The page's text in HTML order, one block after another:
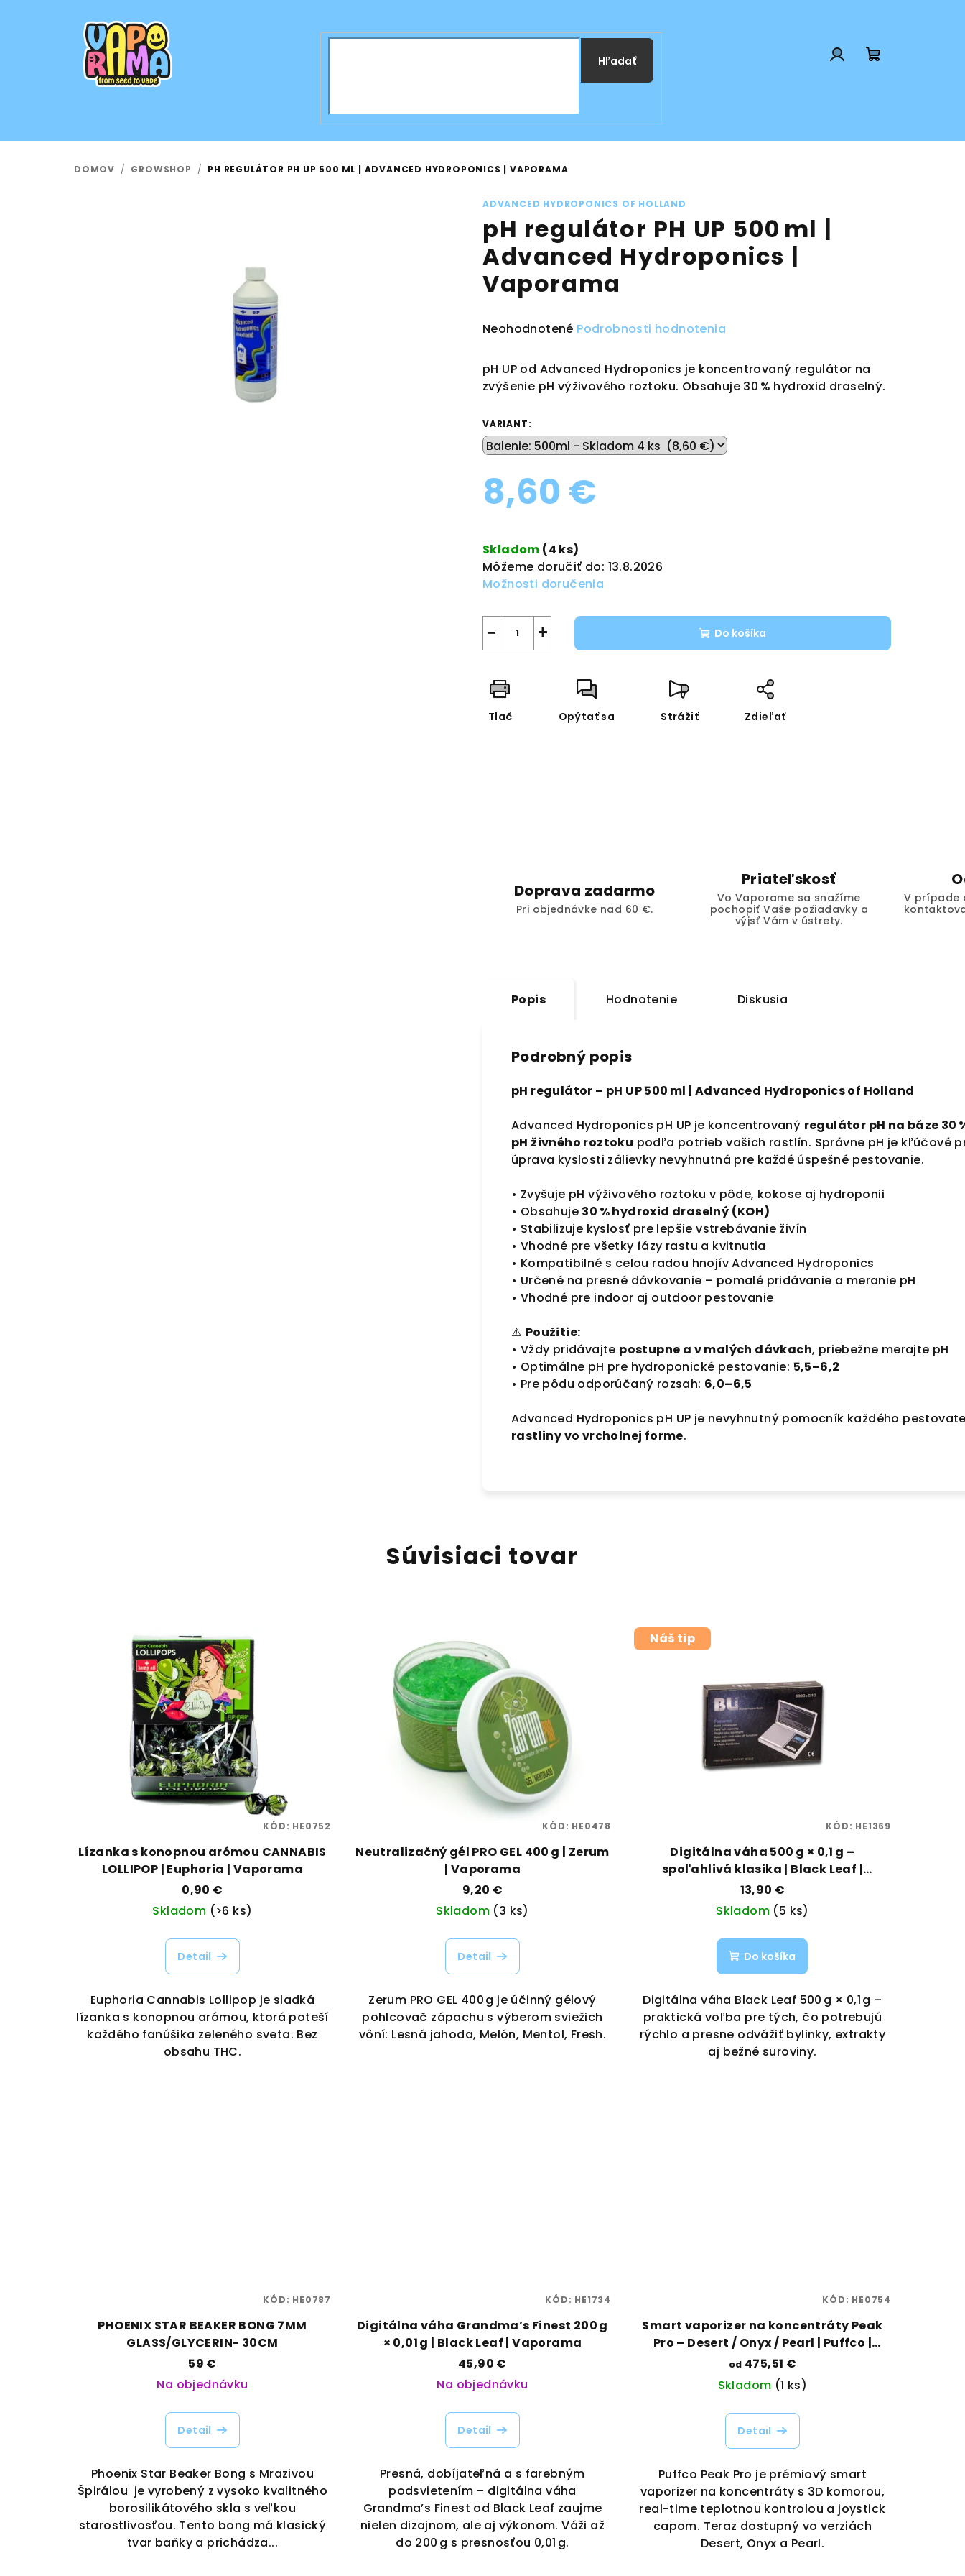
Hľadať
DOMOV / GROWSHOP / PH REGULÁTOR PH UP 500 ML | ADVANCED HYDROPONICS | VAPORAMA
ADVANCED HYDROPONICS OF HOLLAND
pH regulátor PH UP 500 ml |
Advanced Hydroponics |
Vaporama
Priemerné
produktu
je
0,0
5
hviezdičiek.
Neohodnotené Podrobnosti hodnotenia
pH UP od Advanced Hydroponics je koncentrovaný regulátor na
zvýšenie pH výživového roztoku. Obsahuje 30 % hydroxid draselný.
VARIANT:
8,60 €
cena:
Skladom (4 ks)
Môžeme doručiť do: 13.8.2026
Možnosti doručenia
+
− Do košíka
Tlač Opýtať sa Strážiť Zdieľať
Doprava zadarmo
Pri objednávke nad 60 €.
Priateľskosť
Vo Vaporame sa snažíme
pochopiť Vaše požiadavky a
výjsť Vám v ústrety.
V prípade
Popis Hodnotenie Diskusia
Podrobný popis
pH regulátor – pH UP 500 ml | Advanced Hydroponics of Holland
Advanced Hydroponics pH UP je koncentrovaný regulátor pH na báze 30
pH živného roztoku podľa potrieb vašich rastlín. Správne pH je kľúčové
úprava kyslosti zálievky nevyhnutná pre každé úspešné pestovanie.
• Zvyšuje pH výživového roztoku v pôde, kokose aj hydroponii
• Obsahuje 30 % hydroxid draselný (KOH)
• Stabilizuje kyslosť pre lepšie vstrebávanie živín
• Vhodné pre všetky fázy rastu a kvitnutia
• Kompatibilné s celou radou hnojív Advanced Hydroponics
• Určené na presné dávkovanie – pomalé pridávanie a meranie pH
• Vhodné pre indoor aj outdoor pestovanie
⚠️ Použitie:
• Vždy pridávajte postupne a v malých dávkach, priebežne merajte pH
• Optimálne pH pre hydroponické pestovanie: 5,5–6,2
• Pre pôdu odporúčaný rozsah: 6,0–6,5
Advanced Hydroponics pH UP je nevyhnutný pomocník každého
rastliny vo vrcholnej forme.
Súvisiaci tovar
Lízanka s konopnou arómou CANNABIS
LOLLIPOP | Euphoria | Vaporama
0,90 €
Skladom (>6 ks)
Detail
Euphoria Cannabis Lollipop je sladká
lízanka s konopnou arómou, ktorá poteší
každého fanúšika zeleného sveta. Bez
obsahu THC.
KÓD: HE0752
Neutralizačný gél PRO GEL 400 g | Zerum
| Vaporama
9,20 €
Skladom (3 ks)
Detail
Zerum PRO GEL 400 g je účinný gélový
pohlcovač zápachu s výberom sviežich
vôní: Lesná jahoda, Melón, Mentol, Fresh.
KÓD: HE0478
Náš tip
Digitálna váha 500 g × 0,1 g –
spoľahlivá klasika | Black Leaf |
Vaporama
13,90 €
Skladom (5 ks)
Do košíka
Digitálna váha Black Leaf 500 g × 0,1 g –
praktická voľba pre tých, čo potrebujú
rýchlo a presne odvážiť bylinky, extrakty
aj bežné suroviny.
KÓD: HE1369
PHOENIX STAR BEAKER BONG 7MM
GLASS/GLYCERIN- 30CM
59 €
Na objednávku
Detail
Phoenix Star Beaker Bong s Mrazivou
Špirálou je vyrobený z vysoko kvalitného
borosilikátového skla s veľkou
starostlivosťou. Tento bong má klasický
tvar baňky a prichádza...
KÓD: HE0787
Digitálna váha Grandma’s Finest 200 g
× 0,01 g | Black Leaf | Vaporama
45,90 €
Na objednávku
Detail
Presná, dobíjateľná a s farebným
podsvietením – digitálna váha
Grandma’s Finest od Black Leaf zaujme
nielen dizajnom, ale aj výkonom. Váži až
do 200 g s presnosťou 0,01 g.
KÓD: HE1734
Smart vaporizer na koncentráty Peak
Pro – Desert / Onyx / Pearl | Puffco |
Vaporama
od 475,51 €
Skladom (1 ks)
Detail
Puffco Peak Pro je prémiový smart
vaporizer na koncentráty s 3D komorou,
real-time teplotnou kontrolou a joystick
capom. Teraz dostupný vo verziách
Desert, Onyx a Pearl.
KÓD: HE0754